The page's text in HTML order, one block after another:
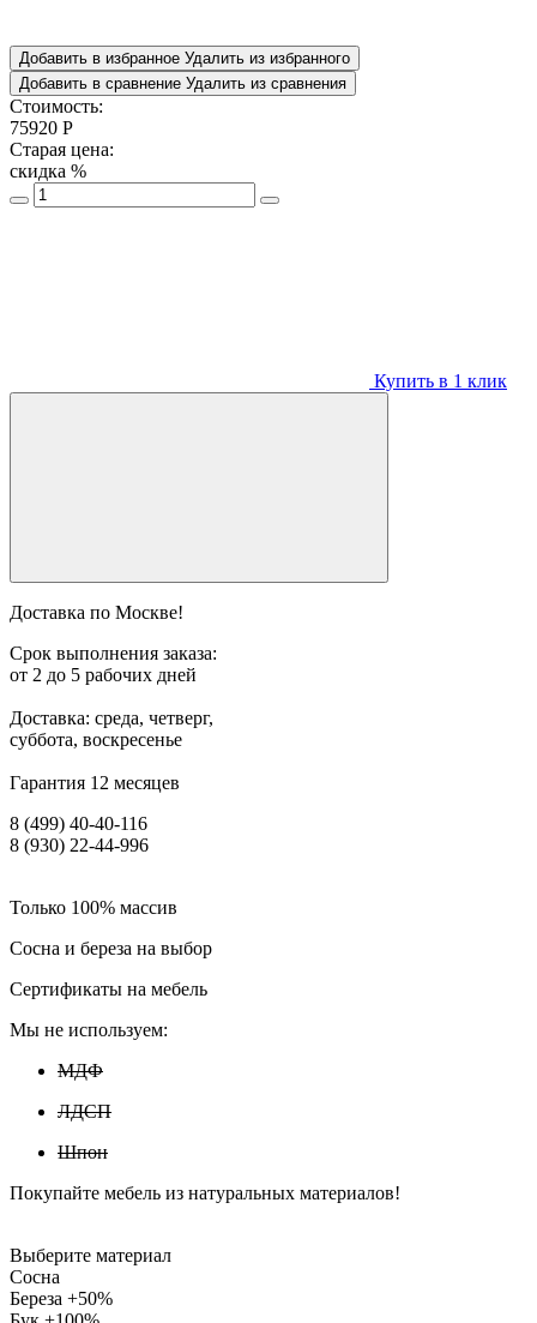
Добавить в избранное Удалить из избранного
Добавить в сравнение Удалить из сравнения
Стоимость:
75920 Р
Старая цена:
скидка %
Купить в 1 клик
Доставка по Москве!
Срок выполнения заказа:
от 2 до 5 рабочих дней
Доставка: среда, четверг,
суббота, воскресенье
Гарантия 12 месяцев
8 (499) 40-40-116
8 (930) 22-44-996
Только 100% массив
Сосна и береза на выбор
Сертификаты на мебель
Мы не используем:
МДФ
ЛДСП
Шпон
Покупайте мебель из натуральных материалов!
Выберите материал
Сосна
Береза +50%